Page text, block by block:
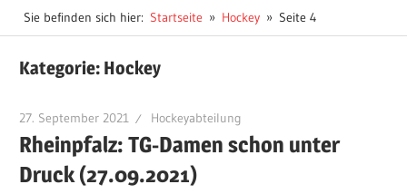
Sie befinden sich hier: Startseite Hockey Seite 4
Kategorie: Hockey
27. September 2021 Hockeyabteilung
Rheinpfalz: TG-Damen schon unter
Druck (27.09.2021)